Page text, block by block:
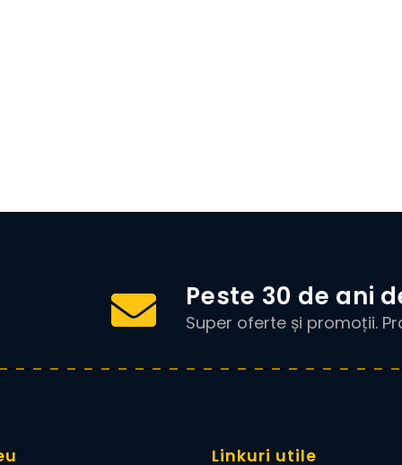
Peste 30 de ani
Super oferte și promoții.
Linkuri utile